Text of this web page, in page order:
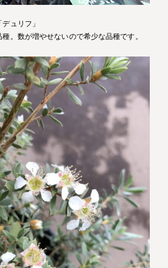
ュリフ」
。数が増やせないので希少な品種です。